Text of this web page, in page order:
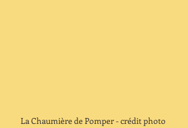
La Chaumière de Pomper - crédit photo